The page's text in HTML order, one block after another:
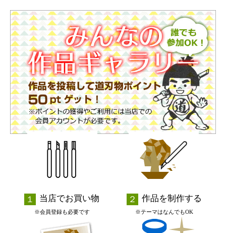
当店でお買い物
※会員登録も必要です
作品を制作する
※テーマはなんでもOK